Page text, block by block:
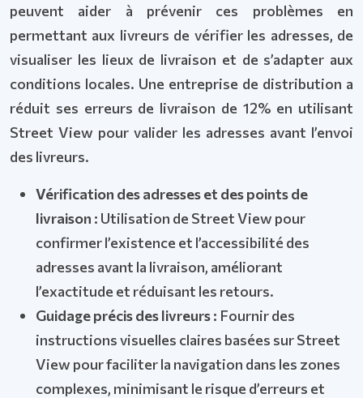
peuvent aider à prévenir ces problèmes en
permettant aux livreurs de vérifier les adresses, de
visualiser les lieux de livraison et de s’adapter aux
conditions locales. Une entreprise de distribution a
réduit ses erreurs de livraison de 12% en utilisant
Street View pour valider les adresses avant l’envoi
des livreurs.
Vérification des adresses et des points de
livraison : Utilisation de Street View pour
confirmer l’existence et l’accessibilité des
adresses avant la livraison, améliorant
l’exactitude et réduisant les retours.
Guidage précis des livreurs : Fournir des
instructions visuelles claires basées sur Street
View pour faciliter la navigation dans les zones
complexes, minimisant le risque d’erreurs et